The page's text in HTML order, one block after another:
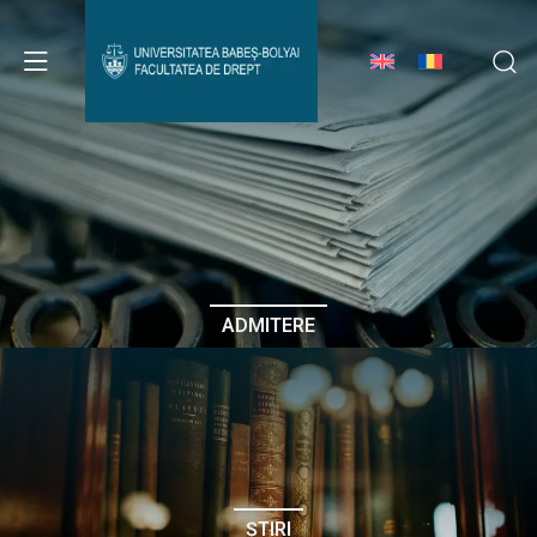
Avizier Studenți
Studii
Admitere
Erasmus & Internațional
Despre Facultate
ADMITERE
ȘTIRI